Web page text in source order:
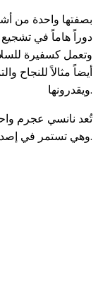
بصفتها واحدة من
دوراً هاماً في
وتعمل كسفيرة
أيضاً مثالاً للنجاح
ويقدرونها.
تُعد نانسي عجرم
وهي تستمر في إصدار أغاني جديدة.